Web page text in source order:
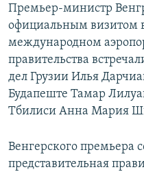
Премьер-министр
официальным визитом
международном
правительства
дел Грузии Илья
Будапеште Тамар
Тбилиси Анна Мария
Венгерского премьера
представительная